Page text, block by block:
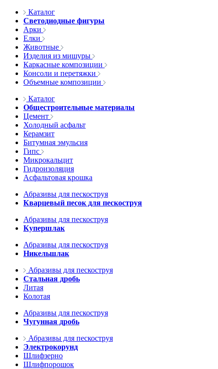
Каталог
Светодиодные фигуры
Арки
Елки
Животные
Изделия из мишуры
Каркасные композиции
Консоли и перетяжки
Объемные композиции
Каталог
Общестроительные материалы
Цемент
Холодный асфальт
Керамзит
Битумная эмульсия
Гипс
Микрокальцит
Гидроизоляция
Асфальтовая крошка
Абразивы для пескоструя
Кварцевый песок для пескоструя
Абразивы для пескоструя
Купершлак
Абразивы для пескоструя
Никельшлак
Абразивы для пескоструя
Стальная дробь
Литая
Колотая
Абразивы для пескоструя
Чугунная дробь
Абразивы для пескоструя
Электрокорунд
Шлифзерно
Шлифпорошок